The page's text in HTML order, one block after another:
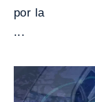
por la
...